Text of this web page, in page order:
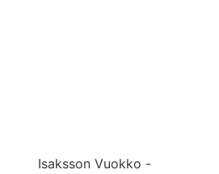
Isaksson Vuokko -